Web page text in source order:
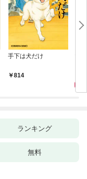
手下は犬だけ
814
ランキング
無料